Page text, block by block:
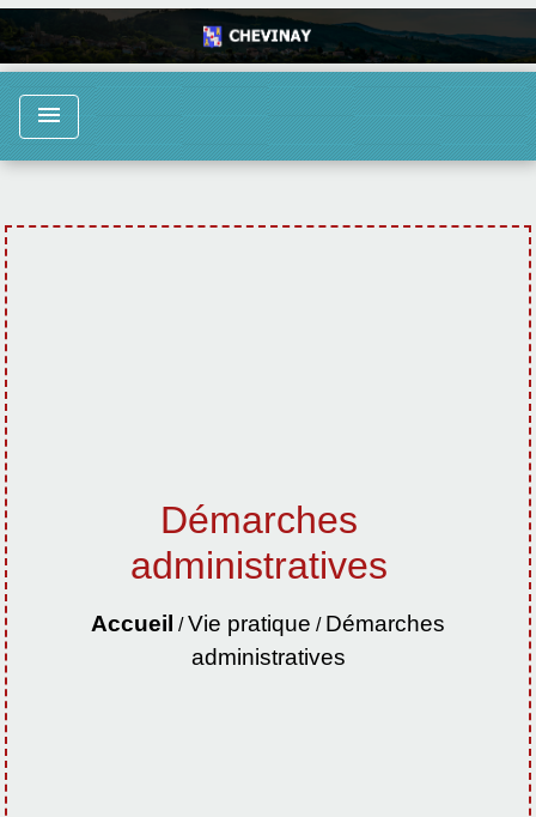
menu
Démarches
administratives
Accueil /Vie pratique / Démarches
administratives